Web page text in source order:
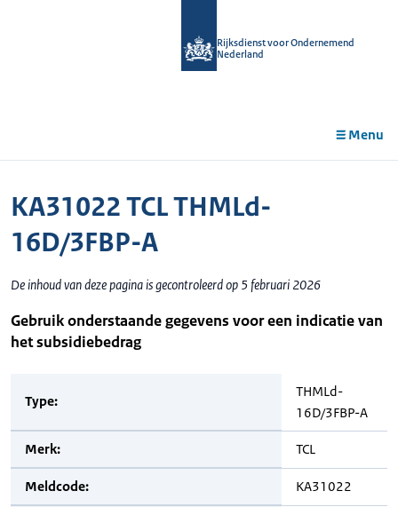
Rijksdienst voor Ondernemend
Nederland
Menu
KA31022 TCL THMLd-
16D/3FBP-A
De inhoud van deze pagina is gecontroleerd op 5 februari 2026
Gebruik onderstaande gegevens voor een indicatie van
het subsidiebedrag
Type:
THMLd-
16D/3FBP-A
Merk: TCL
Meldcode: KA31022